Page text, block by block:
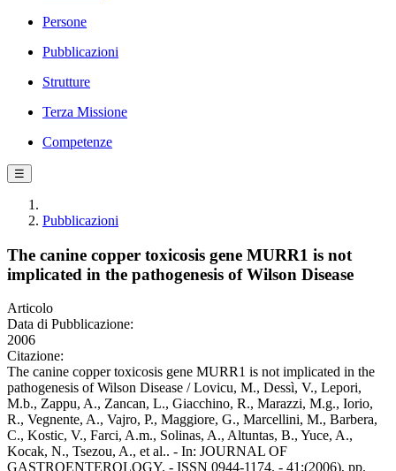
Persone
Pubblicazioni
Strutture
Terza Missione
Competenze
☰
Pubblicazioni
The canine copper toxicosis gene MURR1 is not
implicated in the pathogenesis of Wilson Disease
Articolo
Data di Pubblicazione:
2006
Citazione:
The canine copper toxicosis gene MURR1 is not implicated in the
pathogenesis of Wilson Disease / Lovicu, M., Dessì, V., Lepori,
M.b., Zappu, A., Zancan, L., Giacchino, R., Marazzi, M.g., Iorio,
R., Vegnente, A., Vajro, P., Maggiore, G., Marcellini, M., Barbera,
C., Kostic, V., Farci, A.m., Solinas, A., Altuntas, B., Yuce, A.,
Kocak, N., Tsezou, A., et al.. - In: JOURNAL OF
GASTROENTEROLOGY. - ISSN 0944-1174. - 41:(2006), pp.